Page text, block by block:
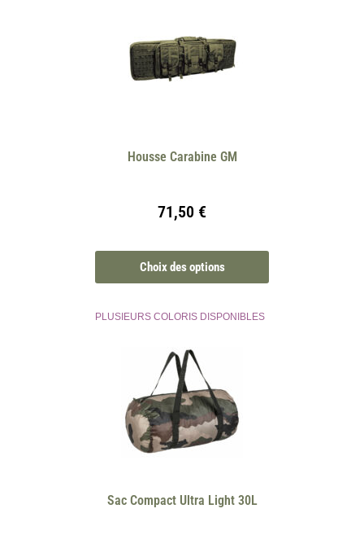
Housse Carabine GM
71,50 €
Choix des options
PLUSIEURS COLORIS DISPONIBLES
Sac Compact Ultra Light 30L